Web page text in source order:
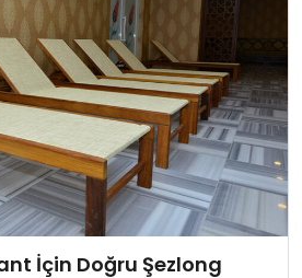
İçin Doğru Şezlong